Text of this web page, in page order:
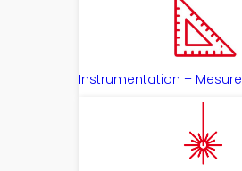
Instrumentation – Mesure